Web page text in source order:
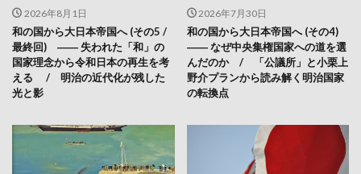
2026年8月1日
和の国から大日本帝国へ (その5 /
最終回) ―― 失われた「和」の
国家理念から令和日本の再生を考
える / 明治の近代化が残した
光と影
2026年7月30日
和の国から大日本帝国へ (その4)
―― なぜ中央集権国家への道を選
んだのか / 「公議所」と小栗上
野介プランから読み解く明治国家
の転換点